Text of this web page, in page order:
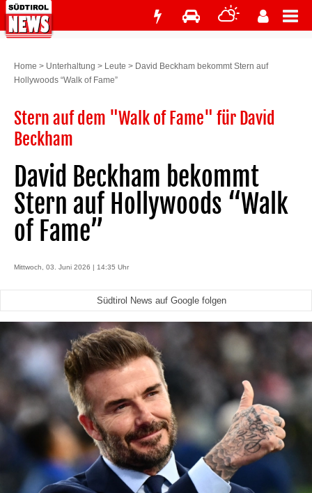
Home > Unterhaltung > Leute > David Beckham bekommt Stern auf
Hollywoods “Walk of Fame”
Stern auf dem "Walk of Fame" für David
Beckham
David Beckham bekommt
Stern auf Hollywoods “Walk
of Fame”
Mittwoch, 03. Juni 2026 | 14:35 Uhr
Südtirol News auf Google folgen